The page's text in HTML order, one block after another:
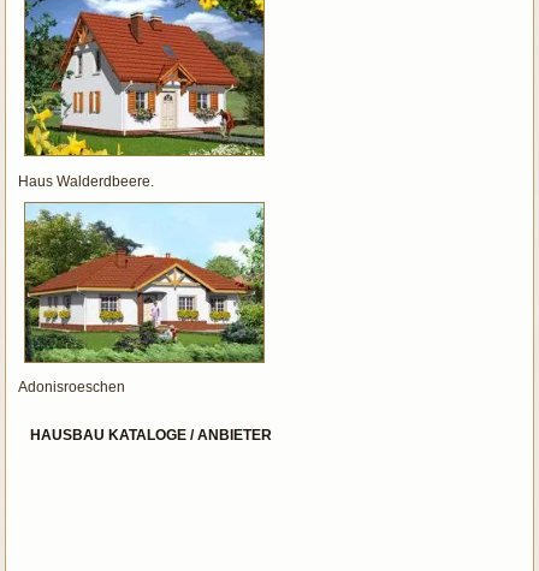
Haus Walderdbeere.
Adonisroeschen
HAUSBAU KATALOGE / ANBIETER